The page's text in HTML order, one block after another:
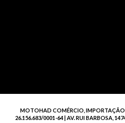
MOTOHAD COMÉRCIO, IMPORTAÇÃO
26.156.683/0001-64 | AV. RUI BARBOSA,